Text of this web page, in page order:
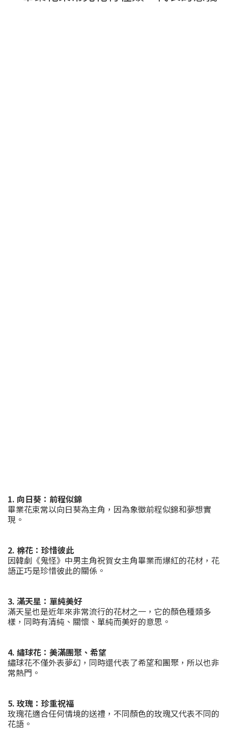
1. 向日葵：前程似錦
畢業花束常以向日葵為主角，因為象徵前程似錦和夢想實
現。
2. 棉花：珍惜彼此
因韓劇《鬼怪》中男主角祝賀女主角畢業而爆紅的花材，花
語正巧是珍惜彼此的關係。
3. 滿天星：單純美好
滿天星也是近年來非常流行的花材之一，它的顏色種類多
樣，同時有清純、關懷、單純而美好的意思。
4. 繡球花：美滿團聚、希望
繡球花不僅外表夢幻，同時還代表了希望和團聚，所以也非
常熱門。
5. 玫瑰：珍重祝福
玫瑰花適合任何情境的送禮，不同顏色的玫瑰又代表不同的
花語。